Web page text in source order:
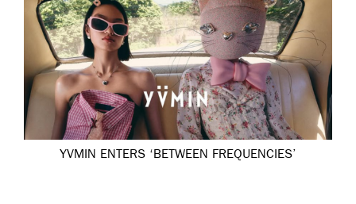
YVMIN ENTERS ‘BETWEEN FREQUENCIES’